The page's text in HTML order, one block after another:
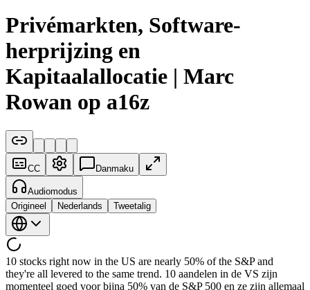
Privémarkten, Software-
herprijzing en
Kapitaalallocatie | Marc
Rowan op a16z
CC Danmaku
Audiomodus
Origineel
Nederlands Tweetalig
10 stocks right now in the US are nearly 50% of the S&P and they're all levered to the same trend. 10 aandelen in de VS zijn momenteel goed voor bijna 50% van de S&P 500 en ze zijn allemaal blootgesteld aan dezelfde trend. The same thing is happening in the global fixed income market. Hetzelfde patroon doet zich voor op de wereldwijde markt voor vastrentende waarden. And so if you're an investor and you're looking for diversification, there's no place to get it other than private markets. Als je een belegger bent die op zoek is naar diversificatie, is er geen andere plek om die te vinden dan private markten. Great companies, Enthropic and every one of those companies is private, multiple trillion dollars, and yet most investors have zero exposure to them. Geweldige bedrijven, Anthropic en al die andere bedrijven zijn privaat, met een gecombineerde waarde van meerdere biljoenen dollar, en toch hebben de meeste beleggers er nul exposure aan. And wrote this piece over a decade ago that software's eating the world. En hij schreef meer dan tien jaar geleden dat artikel over software die de wereld eet. And that feels more true than ever as AI proliferates all parts of the economy. En dat voelt nu meer dan ooit waar naarmate AI alle sectoren van de economie doordringt. We operate under the assumption that every job is going to be replaced or enhanced. Wij opereren vanuit de aanname dat elke baan zal worden vervangen of verrijkt. 2025 was just proof of concept that data centers and chips and energy were all needed. 2025 was slechts een proof of concept dat datacenters, chips en energie allemaal nodig waren. 2026 the market is starting to recognize that if this continues, everyone who is an investor is going to be In 2026 begint de markt te erkennen dat als dit doorgaat, elke belegger blootgesteld gaat raken aan Mark. Marc. Thank you so much for joining us and and for hosting us here at your office. Hartelijk dank dat je bij ons bent gekomen en ons hier op jouw kantoor ontvangt. Uh nothing better. Niets kan dit overtreffen. My absolute pleasure. Het is me een absoluut genoegen. I thought we'd start by maybe going back in time. Ik dacht dat we misschien zouden beginnen met een stap terug in de tijd. Um, you joined Drexel coming out of Wharton, I believe, in 1984. Je bent bij Drexel begonnen na Wharton, als ik het goed heb, in 1984. Um, what did you see in the firm at that time? Wat zag je destijds in het bedrijf? You know, it was an interesting thing. Weet je, het was een interessante situatie. Um, everyone who had come out of my program at Wharton had basically gone to Goldman Sachs. Vrijwel iedereen uit mijn programma op Wharton was naar Goldman Sachs gegaan. Yep. Precies. And what struck me about Drexel's business, which was financing entrepreneurs, financing new companies, is that you didn't really need to know all that much about finance. En wat me opviel aan het businessmodel van Drexel, dat ondernemers en nieuwe bedrijven financierde, is dat je eigenlijk niet zoveel hoefde te weten over financiën. You needed to know a lot about business Je moest juist heel veel weten over ondernemen, because these companies were not the Exxons of the day or the top-notch companies of the day. want deze bedrijven waren niet de Exxons of de topaandelen van die tijd. They were companies where legitimately there were questions on the business model. Het waren bedrijven waarbij er legitieme vragen waren over het businessmodel. And I was always much more interested in business than I was in the nuances of finance and public offerings and things like that. En ik was altijd veel meer geïnteresseerd in ondernemen dan in de finesses van financiering, beursintroducties en dergelijke. And I was not disappointed. En ik werd niet teleurgesteld. It was awesome. Het was geweldig. Yeah. Ja. Yeah, I mean I think one of the most remarkable things about uh kind of the diaspora from from Draxville in that especially in that period is just I mean you can almost trace every major credit firm you know back to that kind of cohort of people. Ja, ik denk dat een van de meest opmerkelijke dingen aan de diaspora vanuit Drexel in die periode is dat je bijna elk groot creditbedrijf kunt herleiden tot die groep mensen. Was there something about the culture Was er iets in de cultuur maybe the focus of of your clients at the time that sort of shaped you know that sort of incredible kind of diaspora talent? of de focus van jullie klanten destijds dat die buitengewone talentendiaspora heeft gevormd? Look this business first mentality and really understanding the business is ultimately about making credit decisions. Kijk, die mentaliteit van 'business first', het echt begrijpen van de onderneming, draait uiteindelijk om het nemen van kredietbeslissingen. These companies were not investment grade. Deze bedrijven hadden geen investment grade-status. they were below investment grade. Ze zaten onder investment grade. It really forced you to understand the fundamentals of their business, not to rely on third parties, but also a whole market was being created. Dat dwong je echt om de fundamenten van hun bedrijf te begrijpen, niet te steunen op derden, maar ook werd er een hele markt gecreëerd. There were no high yield bonds. Er waren geen high yield-obligaties. There were no levered loans. Er waren geen leveraged loans. There were no ETFs. Er waren geen ETF's. There was no real securitized product. Er was geen echt gesecuritiseerd product. All the products that we take for granted today that exist did not exist. Alle producten die we vandaag als vanzelfsprekend beschouwen, bestonden niet. This forced you into clean sheet thinking. Dat dwong je tot blanco-denken. The whole notion of pick I believe was created in one afternoon solving a problem. Het hele concept van de pick-obligatie werd naar ik meen in één middag bedacht om een probleem op te lossen. The notion of silver b silverbacked or silver index bonds solving another problem Het concept van silver-backed of silver index-obligaties loste een ander probleem op, and so on and so on. enzovoort en zo verder. The notion of a highly confident letter, the notion of bridge financing. Het concept van de highly confident letter, het concept van bridge financing. All of these things were basically problem solution, problem solution. Dit alles was in feite: probleem, oplossing, probleem, oplossing. And that mentality of understanding the business, understanding the credit, but also having clean sheet thinking is certainly what powers Apollo today. En die mentaliteit van het begrijpen van de business en het krediet, gecombineerd met blanco-denken, is zeker wat Apollo vandaag aandrijft. And I know you know Michael Milin has been a mentor for a long time. En ik weet dat Michael Milken al lange tijd een mentor voor je is. I guess what are some of the most valuable lessons you've learned from him over the years? Wat zijn de meest waardevolle lessen die je door de jaren heen van hem hebt geleerd? They're just innumerable. Die zijn ontelbaar. But I I the story I tell about Mike is um I was um like a smart young guy. Maar het verhaal dat ik over Mike vertel is: ik was een slimme jonge kerel. I had mastered my craft. Ik had mijn vak beheerst. I was well thought of. Ik stond goed aangeschreven. But and so every time the market kind of went sideways, I would get a call from Mike and Mike would say, "Could you come from New York to California?" En elke keer als de markt wat begon te schudden, kreeg ik een telefoontje van Mike die vroeg: 'Kun jij van New York naar Californië komen?' I would of course ask when. Ik vroeg natuurlijk wanneer. This would Monday. Dit was maandag. He'd be like, "Tuesday." Hij zei dan: 'Dinsdag.' So, uh, the immediiacy of how you dealt with problems and the business first mentality was definitely a micism. Die directheid in het aanpakken van problemen en die 'business first'-mentaliteit waren zeker zijn manier van doen. And I sat on the trading desk and at the end of every trading day, Mike would walk by my desk and I was supposed to have all the answers because Mike was doing a million things. Ik zat op de handelsvloer en aan het einde van elke handelsdag liep Mike langs mijn bureau, en ik werd geacht alle antwoorden te hebben, omdat Mike duizend dingen tegelijk deed. I was just doing one thing. Ik deed maar één ding. And every day he would ask me a question that I did not know the answer to. En elke dag stelde hij me een vraag waarop ik het antwoord niet wist. And he didn't do it to provoke me or to show me how smart he was. En dat deed hij niet om mij te plagen of te laten zien hoe slim hij was. He was showing me to connect the dots. Hij leerde me verbanden te leggen. And I do think that that's a big part of what goes on in our world today. En ik denk echt dat dit een groot deel is van wat er in onze wereld vandaag de dag speelt. Can you take what's happening geopolitically? Kun jij meenemen wat er geopolitiek gebeurt? Can you take what's happening in technology? Kun jij meenemen wat er in de technologie gebeurt? Can you take what's happening in financial markets? Kun jij meenemen wat er op de financiële markten gebeurt? Can you take all the personalities and people and can you put it together in a coherent way that makes for good relationships, good deals, good partnerships, things that benefit the world. Kun jij al die persoonlijkheden en mensen in een coherent geheel vatten dat leidt tot goede relaties, goede deals, goede partnerschappen, dingen die de wereld ten goede komen? And I think that's the primary lesson I took out along with En ik denk dat dat de voornaamste les is die ik heb meegenomen, samen met the pathiest thing is sometimes the most valuable. de gedachte dat de gemakkelijkste weg soms het meest waardevol is. And the thing that he said is you either accept change or change is vis visited upon you. En wat hij zei, is: je accepte